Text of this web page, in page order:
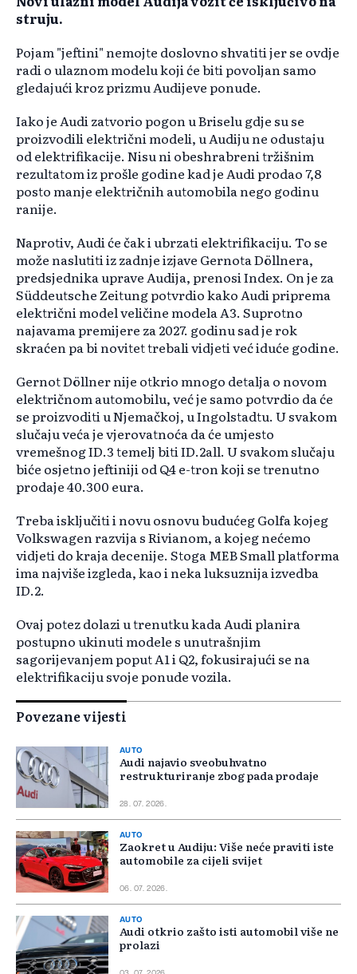
struju.
Pojam "jeftini" nemojte doslovno shvatiti jer se ovdje
radi o ulaznom modelu koji će biti povoljan samo
gledajući kroz prizmu Audijeve ponude.
Iako je Audi zatvorio pogon u Briselu gdje su se
proizvodili električni modeli, u Audiju ne odustaju
od elektrifikacije. Nisu ni obeshrabreni tržišnim
rezultatom iz prošle godine kad je Audi prodao 7,8
posto manje električnih automobila nego godinu
ranije.
Naprotiv, Audi će čak i ubrzati elektrifikaciju. To se
može naslutiti iz zadnje izjave Gernota Döllnera,
predsjednika uprave Audija, prenosi Index. On je za
Süddeutsche Zeitung potvrdio kako Audi priprema
električni model veličine modela A3. Suprotno
najavama premijere za 2027. godinu sad je rok
skraćen pa bi novitet trebali vidjeti već iduće godine.
Gernot Döllner nije otkrio mnogo detalja o novom
električnom automobilu, već je samo potvrdio da će
se proizvoditi u Njemačkoj, u Ingolstadtu. U svakom
slučaju veća je vjerovatnoća da će umjesto
vremešnog ID.3 temelj biti ID.2all. U svakom slučaju
biće osjetno jeftiniji od Q4 e-tron koji se trenutno
prodaje 40.300 eura.
Treba isključiti i novu osnovu budućeg Golfa kojeg
Volkswagen razvija s Rivianom, a kojeg nećemo
vidjeti do kraja decenije. Stoga MEB Small platforma
ima najviše izgleda, kao i neka luksuznija izvedba
ID.2.
Ovaj potez dolazi u trenutku kada Audi planira
postupno ukinuti modele s unutrašnjim
sagorijevanjem poput A1 i Q2, fokusirajući se na
elektrifikaciju svoje ponude vozila.
Povezane vijesti
AUTO
Audi najavio sveobuhvatno
restrukturiranje zbog pada prodaje
28. 07. 2026.
AUTO
Zaokret u Audiju: Više neće praviti iste
automobile za cijeli svijet
06. 07. 2026.
AUTO
Audi otkrio zašto isti automobil više ne
prolazi